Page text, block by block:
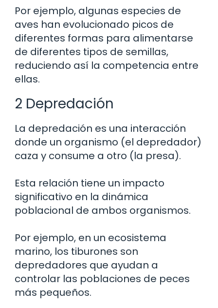
Por ejemplo, algunas especies de
aves han evolucionado picos de
diferentes formas para alimentarse
de diferentes tipos de semillas,
reduciendo así la competencia entre
ellas.
2 Depredación
La depredación es una interacción
donde un organismo (el depredador)
caza y consume a otro (la presa).
Esta relación tiene un impacto
significativo en la dinámica
poblacional de ambos organismos.
Por ejemplo, en un ecosistema
marino, los tiburones son
depredadores que ayudan a
controlar las poblaciones de peces
más pequeños.